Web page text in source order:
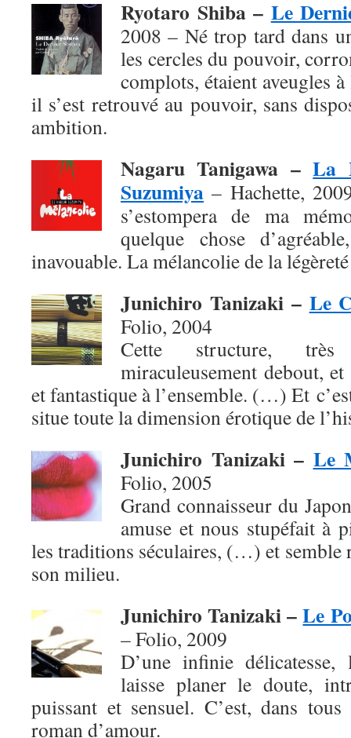
Ryotaro Shiba – Le
2008 – Né trop tard dans
les cercles du pouvoir,
complots, étaient aveugles
il s’est retrouvé au pouvoir, sans
ambition.
Nagaru Tanigawa –La
Suzumiya – Hachette,
s’estompera de ma
quelque chose
inavouable. La mélancolie de la
Junichiro Tanizaki – Le
Folio, 2004
Cette structure, très
miraculeusement debout,
et fantastique à l’ensemble. (…) Et
situe toute la dimension érotique de
Junichiro Tanizaki – Le
Folio, 2005
Grand connaisseur du
amuse et nous stupéfait à
les traditions séculaires, (…) et semble
son milieu.
Junichiro Tanizaki –Le
– Folio, 2009
D’une infinie
laisse planer le doute,
puissant et sensuel. C’est, dans
roman d’amour.